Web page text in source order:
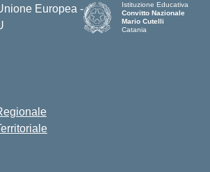
Istituzione Educativa
Convitto Nazionale
Mario Cutelli
Catania